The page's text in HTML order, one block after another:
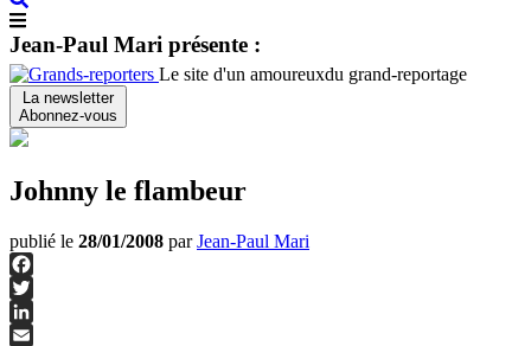
Jean-Paul Mari présente :
Le site d'un amoureuxdu grand-reportage
La newsletter
Abonnez-vous
Johnny le flambeur
publié le 28/01/2008 parJean-Paul Mari
Facebook
Twitter
LinkedIn